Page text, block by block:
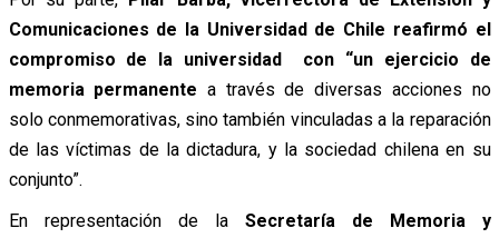
Comunicaciones de la Universidad de Chile reafirmó el
compromiso de la universidad con “un ejercicio de
memoria permanente a través de diversas acciones no
solo conmemorativas, sino también vinculadas a la reparación
de las víctimas de la dictadura, y la sociedad chilena en su
conjunto”.
En representación de laSecretaría de Memoria y